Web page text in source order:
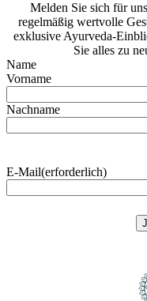
Melden Sie sich für
regelmäßig wertvolle
exklusive Ayurveda-
Sie alles zu
Name
Vorname
Nachname
E-Mail(erforderlich)